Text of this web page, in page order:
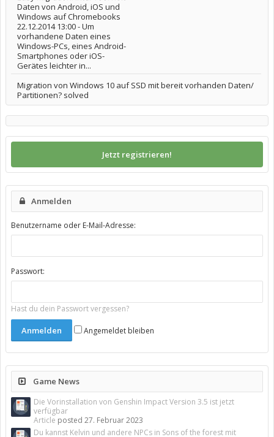
Daten von Android, iOS und
Windows auf Chromebooks
22.12.2014 13:00 - Um
vorhandene Daten eines
Windows-PCs, eines Android-
Smartphones oder iOS-
Gerätes leichter in...
Migration von Windows 10 auf SSD mit bereit vorhanden Daten/
Partitionen? solved
Jetzt registrieren!
Anmelden
Benutzername oder E-Mail-Adresse:
Passwort:
Hast du dein Passwort vergessen?
Angemeldet bleiben
Game News
Die Vorinstallation von Genshin Impact Version 3.5 ist jetzt
verfügbar
Article posted 27. Februar 2023
Du kannst Kelvin und andere NPCs in Sons of the forest mit